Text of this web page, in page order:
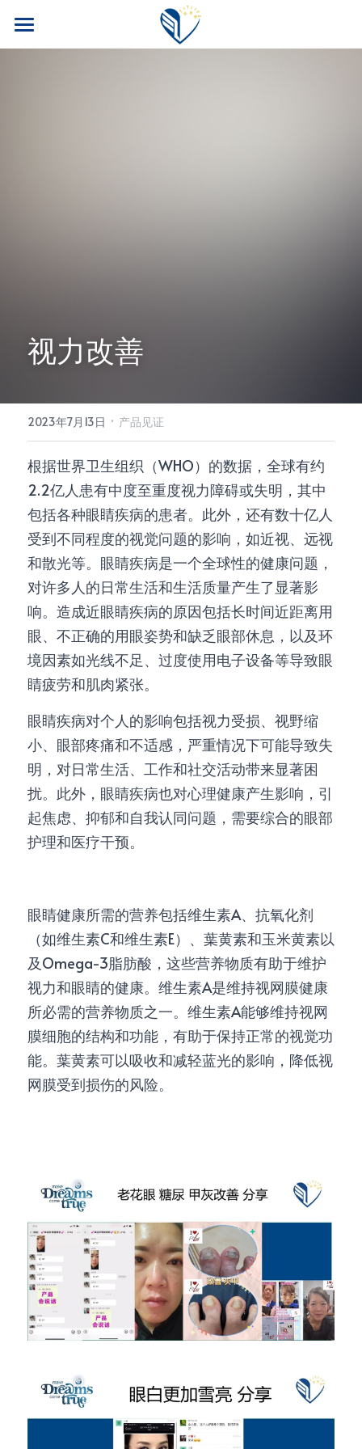
首页
运动员目录
视力改善
2023年7月13日 · 产品见证
根据世界卫生组织（WHO）的数据，全球有约
2.2亿人患有中度至重度视力障碍或失明，其中
包括各种眼睛疾病的患者。此外，还有数十亿人
受到不同程度的视觉问题的影响，如近视、远视
和散光等。眼睛疾病是一个全球性的健康问题，
对许多人的日常生活和生活质量产生了显著影
响。造成近眼睛疾病的原因包括长时间近距离用
眼、不正确的用眼姿势和缺乏眼部休息，以及环
境因素如光线不足、过度使用电子设备等导致眼
睛疲劳和肌肉紧张。
眼睛疾病对个人的影响包括视力受损、视野缩
小、眼部疼痛和不适感，严重情况下可能导致失
明，对日常生活、工作和社交活动带来显著困
扰。此外，眼睛疾病也对心理健康产生影响，引
起焦虑、抑郁和自我认同问题，需要综合的眼部
护理和医疗干预。
眼睛健康所需的营养包括维生素A、抗氧化剂
（如维生素C和维生素E）、葉黄素和玉米黄素以
及Omega-3脂肪酸，这些营养物质有助于维护
视力和眼睛的健康。 维生素A是维持视网膜健康
所必需的营养物质之一。维生素A能够维持视网
膜细胞的结构和功能，有助于保持正常的视觉功
能。 葉黄素可以吸收和减轻蓝光的影响，降低视
网膜受到损伤的风险。